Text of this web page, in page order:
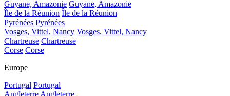
Guyane, Amazonie Guyane, Amazonie
Île de la Réunion Île de la Réunion
Pyrénées Pyrénées
Vosges, Vittel, Nancy Vosges, Vittel, Nancy
Chartreuse Chartreuse
Corse Corse
Europe
Portugal Portugal
Angleterre Angleterre